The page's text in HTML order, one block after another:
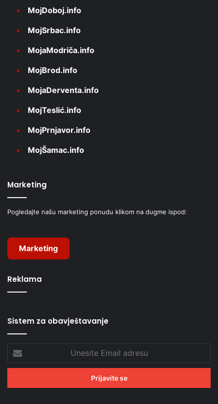
MojDoboj.info
MojSrbac.info
MojaModriča.info
MojBrod.info
MojaDerventa.info
MojTeslić.info
MojPrnjavor.info
MojŠamac.info
Marketing
Pogledajte našu marketing ponudu klikom na dugme ispod:
Marketing
Reklama
Sistem za obavještavanje
Email
adresu